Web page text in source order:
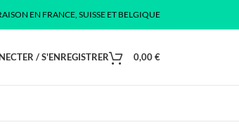
EN FRANCE, SUISSE ET BELGIQUE
/ S'ENREGISTRER 0,00€